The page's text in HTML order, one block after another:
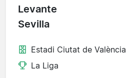
Levante
Sevilla
Estadi Ciutat de València
La Liga